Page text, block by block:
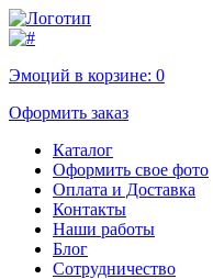
Эмоций в корзине: 0
Оформить заказ
Каталог
Оформить свое фото
Оплата и Доставка
Контакты
Наши работы
Блог
Сотрудничество